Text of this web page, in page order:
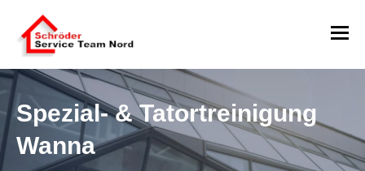
Spezial- & Tatortreinigung
Wanna